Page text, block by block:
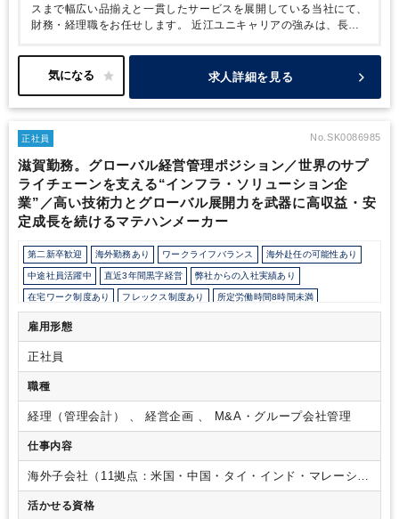
スまで幅広い品揃えと一貫したサービスを展開している当社にて、
財務・経理職をお任せします。
近江ユニキャリアの強みは、長年
ルチベンダー対応力、お客様の課題を解決する提案力、そして販売
からメンテナンスまでを一貫して提供できるワンストップサービス
知識を活かして最適なソリューションを提案するとともに、多様な
導入後の点検・整備・レンタルまで幅広く対応することで、顧客の
ています。
求人詳細を見る
正社員 No.SK0086985
滋賀勤務。グローバル経営管理ポジション／世界のサプ
ライチェーンを支える“インフラ・ソリューション企
業”／高い技術力とグローバル展開力を武器に高収益・安
定成長を続けるマテハンメーカー
第二新卒歓迎 海外勤務あり ワークライフバランス 海外赴任の可能性あり
中途社員活躍中 直近3年間黒字経営 弊社からの入社実績あり
在宅ワーク制度あり フレックス制度あり 所定労働時間8時間未満
年間休日120日以上
雇用形態
正社員
職種
経理（管理会計） 、 経営企画 、 M&A・グループ会社管理
仕事内容
海外子会社（11拠点：米国・中国・タイ・インド・マレーシ
ア・シンガポール・ベトナム・オーストラリア等）の業績管理
に従事いただきます。現地法人との日々の英語でのコミュニケ
活かせる資格